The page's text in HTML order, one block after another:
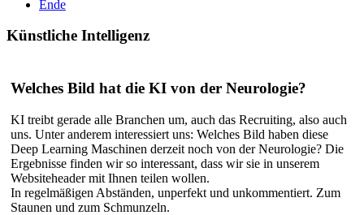
Ende
Künstliche Intelligenz
Welches Bild hat die KI von der Neurologie?
KI treibt gerade alle Branchen um, auch das Recruiting, also auch
uns. Unter anderem interessiert uns: Welches Bild haben diese
Deep Learning Maschinen derzeit noch von der Neurologie? Die
Ergebnisse finden wir so interessant, dass wir sie in unserem
Websiteheader mit Ihnen teilen wollen.
In regelmäßigen Abständen, unperfekt und unkommentiert. Zum
Staunen und zum Schmunzeln.